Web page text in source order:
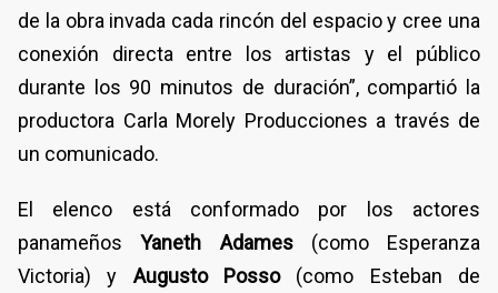
de la obra invada cada rincón del espacio y cree una
conexión directa entre los artistas y el público
durante los 90 minutos de duración”, compartió la
productora Carla Morely Producciones a través de
un comunicado.
El elenco está conformado por los actores
panameñosYaneth Adames(como Esperanza
Victoria) y Augusto Posso(como Esteban de